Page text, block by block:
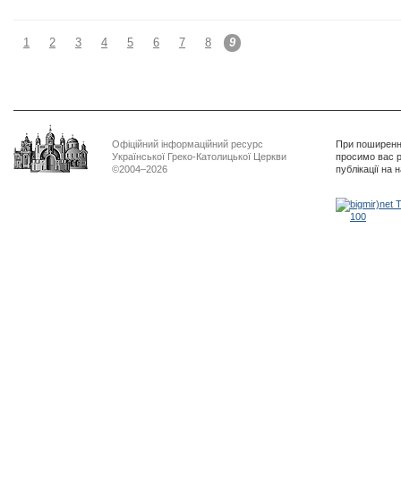
1 2 3 4 5 6 7 8 9
Офіційний інформаційний ресурс
Української Греко-Католицької Церкви
©2004–2026
При
просимо вас
публікації на